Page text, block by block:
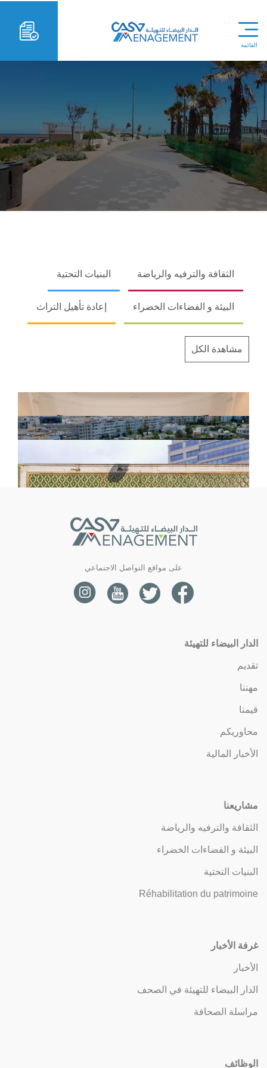
القائمة
الثقافة والترفيه والرياضة البنيات التحتية
البيئة و الفضاءات الخضراء إعادة تأهيل التراث
مشاهدة الكل
فيلا كارل فيك
إعادة تأهيل التراث
حديقة الفيلودروم
إعادة تأهيل التراث
السوق المركزي
على مواقع التواصل الاجتماعي
الدار البيضاء للتهيئة
تقديم
مهننا
قيمنا
محاوريكم
الأخبار المالية
مشاريعنا
الثقافة والترفيه والرياضة
البيئة و الفضاءات الخضراء
البنيات التحتية
Réhabilitation du patrimoine
غرفة الأخبار
الأخبار
الدار البيضاء للتهيئة في الصحف
مراسلة الصحافة
الوظائف